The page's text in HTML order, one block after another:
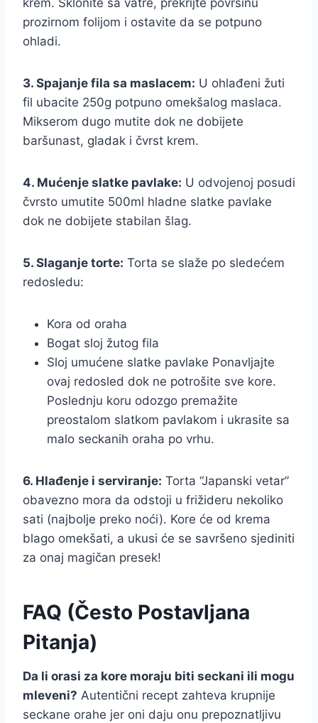
krem. Sklonite sa vatre, prekrijte površinu
prozirnom folijom i ostavite da se potpuno
ohladi.
3. Spajanje fila sa maslacem: U ohlađeni žuti
fil ubacite 250g potpuno omekšalog maslaca.
Mikserom dugo mutite dok ne dobijete
baršunast, gladak i čvrst krem.
4. Mućenje slatke pavlake: U odvojenoj posudi
čvrsto umutite 500ml hladne slatke pavlake
dok ne dobijete stabilan šlag.
5. Slaganje torte: Torta se slaže po sledećem
redosledu:
Kora od oraha
Bogat sloj žutog fila
Sloj umućene slatke pavlake Ponavljajte
ovaj redosled dok ne potrošite sve kore.
Poslednju koru odozgo premažite
preostalom slatkom pavlakom i ukrasite sa
malo seckanih oraha po vrhu.
6. Hlađenje i serviranje: Torta “Japanski vetar”
obavezno mora da odstoji u frižideru nekoliko
sati (najbolje preko noći). Kore će od krema
blago omekšati, a ukusi će se savršeno sjediniti
za onaj magičan presek!
FAQ (Često Postavljana
Pitanja)
Da li orasi za kore moraju biti seckani ili mogu
mleveni? Autentični recept zahteva krupnije
seckane orahe jer oni daju onu prepoznatljivu